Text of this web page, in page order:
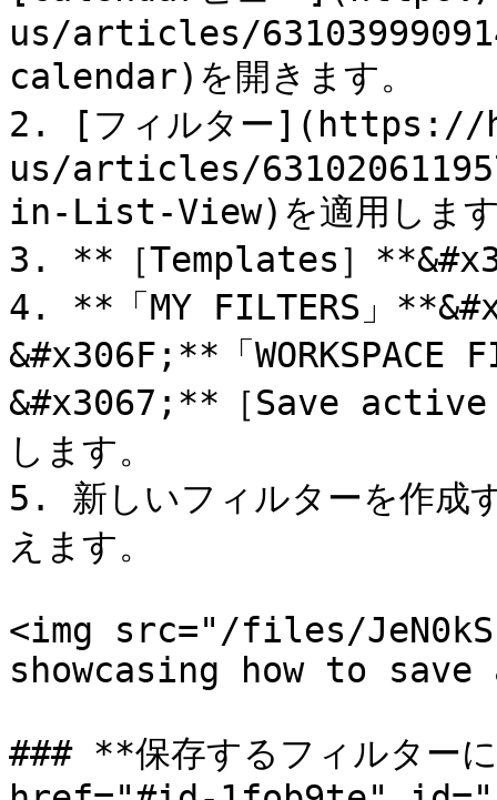
us/articles/
calendar)を開きます。
2. [フィルター
us/articles/
in-List-View)を適用しま
3. **［Templates］
4. **「MY FILTERS」
&#x306F;**「WORKSPACE
&#x3067;**［Save
します。
5. 新しいフィルターを作成
えます。
<img src="/files/
showcasing how to
### **保存するフィルター